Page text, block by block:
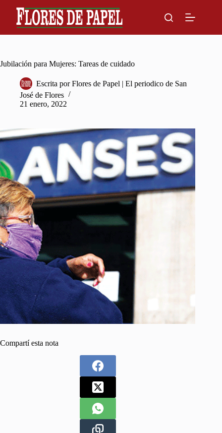
content
Jubilación para Mujeres: Tareas de cuidado
Escrita por Flores de Papel | El periodico de San
José de Flores
21 enero, 2022
Compartí esta nota